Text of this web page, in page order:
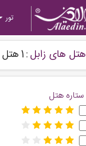
تور
هتل های زابل:
1هتل
ستاره هتل